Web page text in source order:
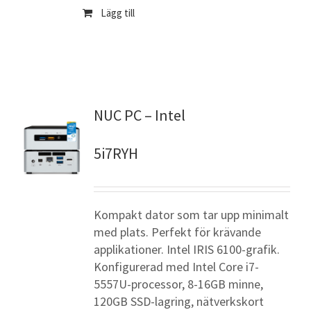
Lägg till
NUC PC – Intel
5i7RYH
Kompakt dator som tar upp minimalt
med plats. Perfekt för krävande
applikationer. Intel IRIS 6100-grafik.
Konfigurerad med Intel Core i7-
5557U-processor, 8-16GB minne,
120GB SSD-lagring, nätverkskort